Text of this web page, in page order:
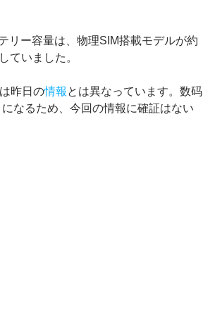
リー容量は、物理SIM搭載モデルが約
ていました。
昨日の情報 とは異なっています。数码
なるため、今回の情報に確証はない